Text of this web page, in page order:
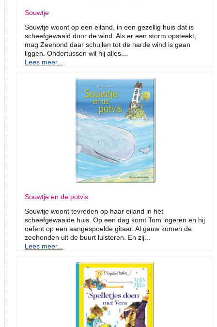
Souwtje
Souwtje woont op een eiland, in een gezellig huis dat is
scheefgewaaid door de wind. Als er een storm opsteekt,
mag Zeehond daar schuilen tot de harde wind is gaan
liggen. Ondertussen wil hij alles...
Lees meer...
Souwtje en de potvis
Souwtje woont tevreden op haar eiland in het
scheefgewaaide huis. Op een dag komt Tom logeren en hij
oefent op een aangespoelde gitaar. Al gauw komen de
zeehonden uit de buurt luisteren. En zij...
Lees meer...